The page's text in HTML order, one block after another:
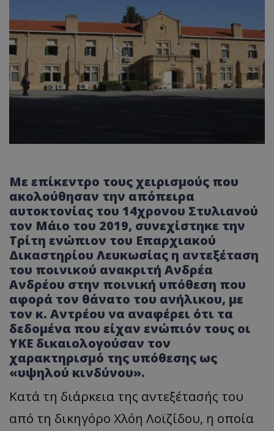
Με επίκεντρο τους χειρισμούς που
ακολούθησαν την απόπειρα
αυτοκτονίας του 14χρονου Στυλιανού
τον Μάιο του 2019, συνεχίστηκε την
Τρίτη ενώπιον του Επαρχιακού
Δικαστηρίου Λευκωσίας η αντεξέταση
του ποινικού ανακριτή Ανδρέα
Ανδρέου στην ποινική υπόθεση που
αφορά τον θάνατο του ανήλικου, με
τον κ. Αντρέου να αναφέρει ότι τα
δεδομένα που είχαν ενώπιόν τους οι
ΥΚΕ δικαιολογούσαν τον
χαρακτηρισμό της υπόθεσης ως
«υψηλού κινδύνου».
Κατά τη διάρκεια της αντεξέτασής του
από τη δικηγόρο Χλόη Λοϊζίδου, η οποία